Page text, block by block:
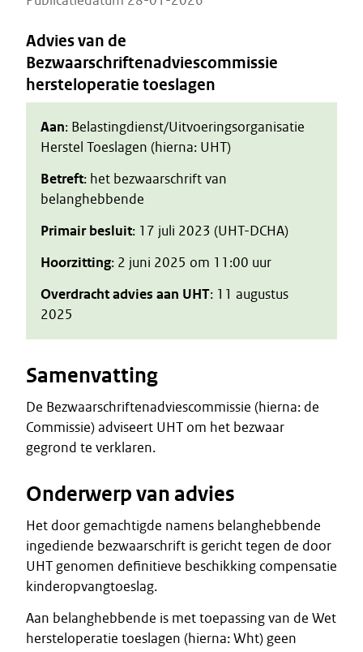
Advies van de
Bezwaarschriftenadviescommissie
hersteloperatie toeslagen
Aan: Belastingdienst/Uitvoeringsorganisatie
Herstel Toeslagen (hierna: UHT)
Betreft: het bezwaarschrift van
belanghebbende
Primair besluit: 17 juli 2023 (UHT-DCHA)
Hoorzitting: 2 juni 2025 om 11:00 uur
Overdracht advies aan UHT: 11 augustus
2025
Samenvatting
De Bezwaarschriftenadviescommissie (hierna: de
Commissie) adviseert UHT om het bezwaar
gegrond te verklaren.
Onderwerp van advies
Het door gemachtigde namens belanghebbende
ingediende bezwaarschrift is gericht tegen de door
UHT genomen definitieve beschikking compensatie
kinderopvangtoeslag.
Aan belanghebbende is met toepassing van de Wet
hersteloperatie toeslagen (hierna: Wht) geen